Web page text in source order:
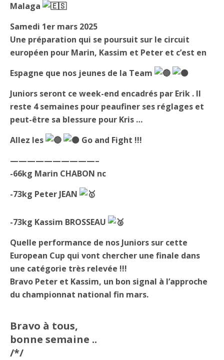
Malaga
Samedi 1er mars 2025
Une préparation qui se poursuit sur le circuit
européen pour Marin, Kassim et Peter et c’est en
Espagne que nos jeunes de la Team
Juniors seront ce week-end encadrés par Erik . Il
reste 4 semaines pour peaufiner ses réglages et
peut-être sa blessure pour Kris …
Allez les
Go and Fight !!!
——————————–
-66kg Marin CHABON nc
-73kg Peter JEAN
-73kg Kassim BROSSEAU
Quelle performance de nos Juniors sur cette
European Cup qui vont chercher une finale dans
une catégorie très relevée !!!
Bravo Peter et Kassim, un bon signal à l’approche
du championnat national fin mars.
Bravo à tous,
bonne semaine ..
/*/